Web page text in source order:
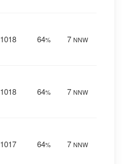
1018 64% 7 NNW
1018 64% 7 NNW
1017 64% 7 NNW